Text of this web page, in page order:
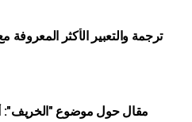
مقال حول موضوع "الخريف":